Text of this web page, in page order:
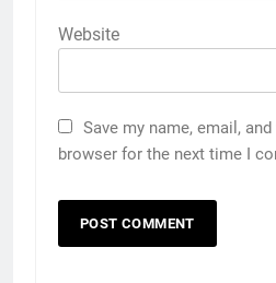
Website
Save my name, email,
browser for the next time I